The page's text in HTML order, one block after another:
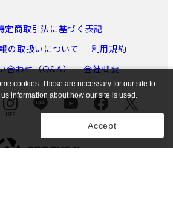
定商取引法に基づく表記
の取扱いについて
利用規約
合わせ（Q&A）
会社概要
cookies. These are necessary for our site to
information about how our site is used.
Accept